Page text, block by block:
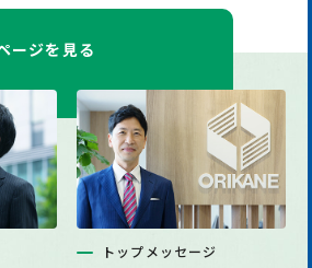
ージを見る
トップメッセージ